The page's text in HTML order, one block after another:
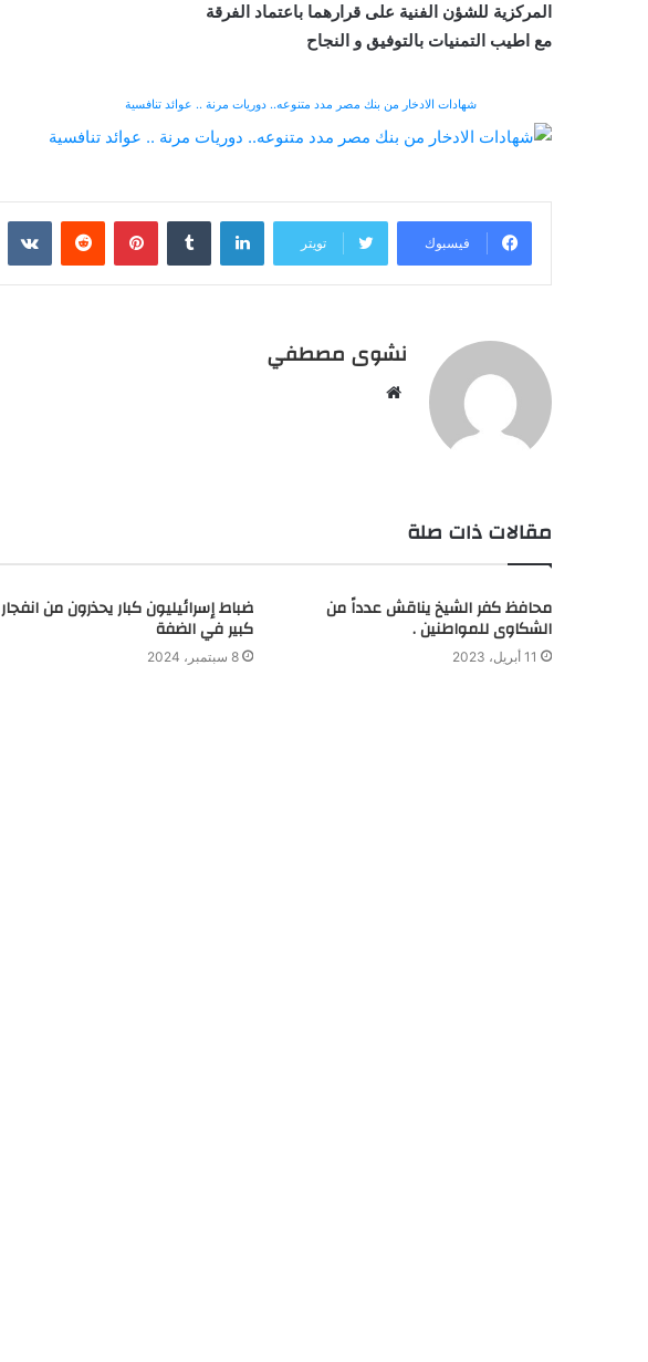
المركزية للشؤن الفنية على قرارهما باعتماد الفرقة
مع اطيب التمنيات بالتوفيق و النجاح
شهادات الادخار من بنك مصر مدد متنوعه.. دوريات مرنة .. عوائد تنافسية
فيسبوك تويتر
لينكدإن بينتيريست
نشوى مصطفي
ب
مقالات ذات صلة
محافظ كفر الشيخ يناقش عدداً من
الشكاوى للمواطنين .
11 أبريل، 2023
ضباط إسرائيليون كبار يحذرون من انفجار
كبير في الضفة
8 سبتمبر، 2024